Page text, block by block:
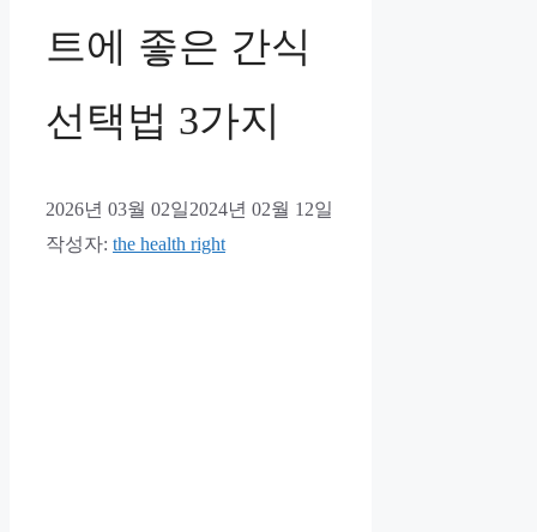
트에 좋은 간식
선택법 3가지
2026년 03월 02일2024년 02월 12일
작성자: the health right